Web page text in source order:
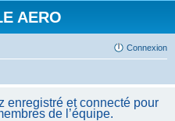
AERO
Connexion
enregistré et connecté pour
de l’équipe.